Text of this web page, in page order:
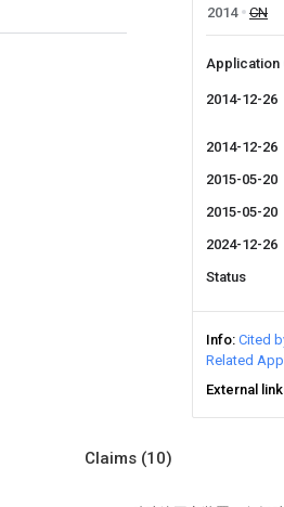
2014
CN
Application
2014-12-26
2014-12-26
2015-05-20
2015-05-20
2024-12-26
Status
Info Cited
Related
External
Claims (10)